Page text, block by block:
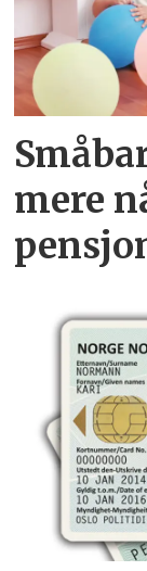
mere